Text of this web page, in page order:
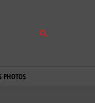
PHOTOS